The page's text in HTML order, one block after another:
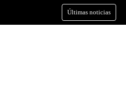
Últimas noticias